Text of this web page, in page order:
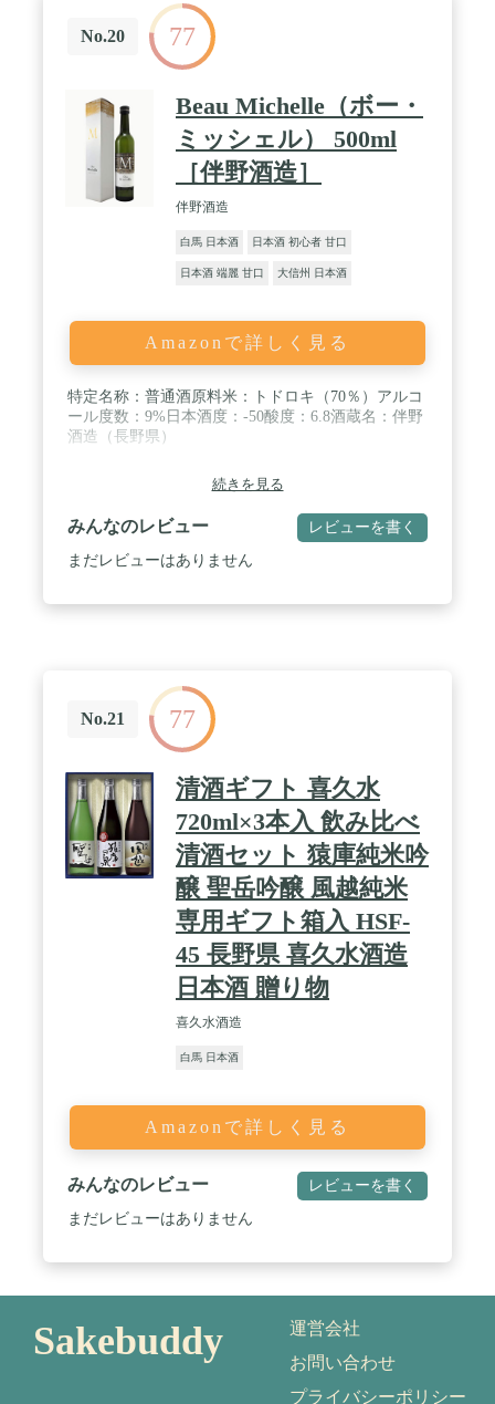
No.20 77
Beau Michelle（ボー・
ミッシェル） 500ml
［伴野酒造］
伴野酒造
白馬 日本酒 日本酒 初心者 甘口
日本酒 端麗 甘口 大信州 日本酒
Amazonで詳しく見る
特定名称：普通酒原料米：トドロキ（70％）アルコ
ール度数：9%日本酒度：-50酸度：6.8酒蔵名：伴野
酒造（長野県）
続きを見る
みんなのレビュー レビューを書く
まだレビューはありません
No.21 77
清酒ギフト 喜久水
720ml×3本入 飲み比べ
清酒セット 猿庫純米吟
醸 聖岳吟醸 風越純米
専用ギフト箱入 HSF-
45 長野県 喜久水酒造
日本酒 贈り物
喜久水酒造
白馬 日本酒
Amazonで詳しく見る
みんなのレビュー レビューを書く
まだレビューはありません
Sakebuddy
運営会社
お問い合わせ
プライバシーポリシー